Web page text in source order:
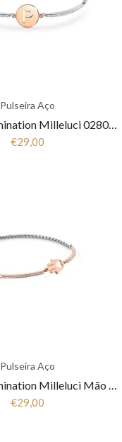
Pulseira Aço
Pulseira Nomination Milleluci 028007 016
€29,00
Pulseira Aço
Pulseira Nomination Milleluci Mão De Fatima 028005/001
€29,00